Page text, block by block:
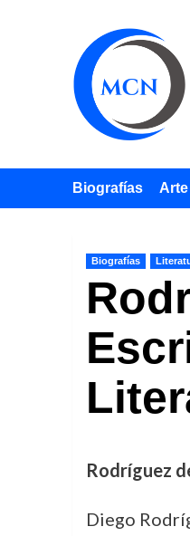
Biografías
Biografías
Rodríguez
Diego